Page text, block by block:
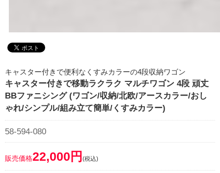
キャスター付きで便利なくすみカラーの4段収納ワゴン
キャスター付きで移動ラクラク マルチワゴン 4段 頑丈
BBファニシング (ワゴン/収納/北欧/アースカラー/おし
ゃれ/シンプル/組み立て簡単/くすみカラー)
58-594-080
販売価格22,000円 (税込)